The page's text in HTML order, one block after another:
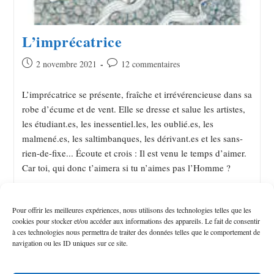
Pour offrir les meilleures expériences, nous utilisons des technologies telles que les
cookies pour stocker et/ou accéder aux informations des appareils. Le fait de consentir
à ces technologies nous permettra de traiter des données telles que le comportement de
navigation ou les ID uniques sur ce site.
L’imprécatrice
2 novembre 2021 12 commentaires
L’imprécatrice se présente, fraîche et irrévérencieuse dans sa
robe d’écume et de vent. Elle se dresse et salue les artistes,
les étudiant.es, les inessentiel.les, les oublié.es, les
malmené.es, les saltimbanques, les dérivant.es et les sans-
rien-de-fixe... Écoute et crois : Il est venu le temps d’aimer.
Car toi, qui donc t’aimera si tu n’aimes pas l’Homme ?